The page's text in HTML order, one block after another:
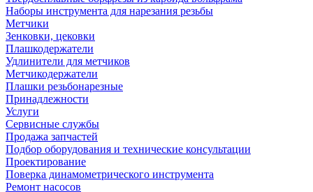
Наборы инструмента для нарезания резьбы
Метчики
Зенковки, цековки
Плашкодержатели
Удлинители для метчиков
Метчикодержатели
Плашки резьбонарезные
Принадлежности
Услуги
Сервисные службы
Продажа запчастей
Подбор оборудования и технические консультации
Проектирование
Поверка динамометрического инструмента
Ремонт насосов